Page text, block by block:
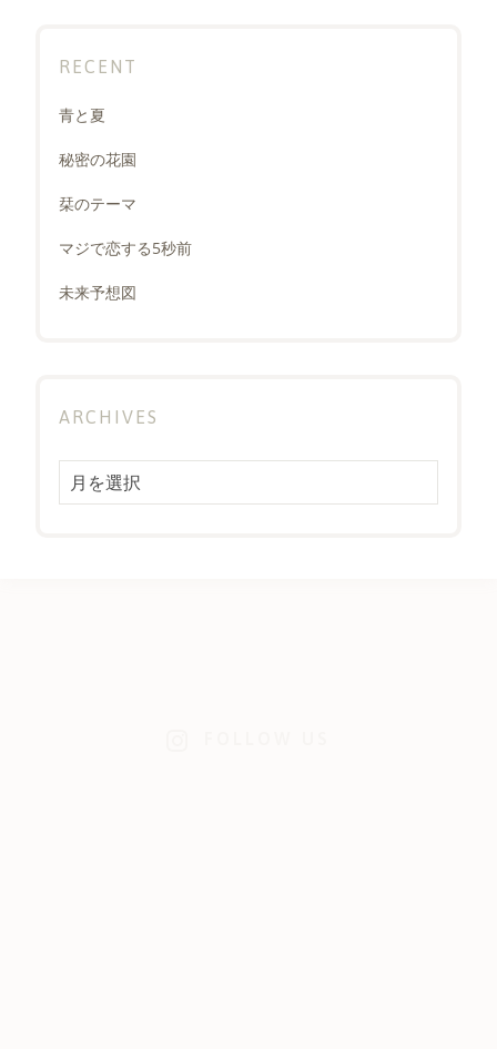
RECENT
青と夏
秘密の花園
栞のテーマ
マジで恋する5秒前
未来予想図
ARCHIVES
Archives